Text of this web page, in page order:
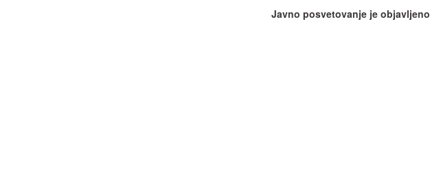
Javno posvetovanje je objavljeno